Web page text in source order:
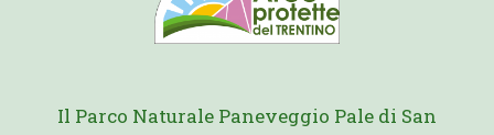
Il Parco Naturale Paneveggio Pale di San